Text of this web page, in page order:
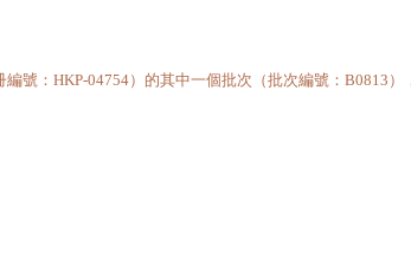
：HKP-04754）的其中一個批次（批次編號：B0813）